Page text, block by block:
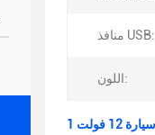
منافذ USB:
اللون: